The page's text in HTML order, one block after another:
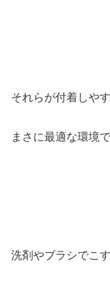
それらが付着しや
まさに最適な環境
洗剤やブラシでこ